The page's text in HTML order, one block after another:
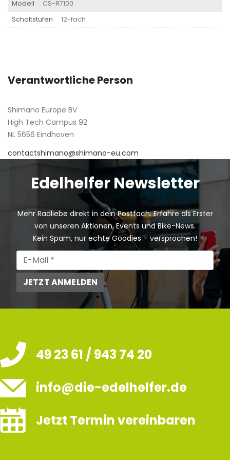
Modell
CS-R7100
Schaltstufen
12-fach
Verantwortliche Person
Shimano Europe BV
High Tech Campus 92
NL 5656 Eindhoven
contactshimano@shimano-eu.com
Edelhelfer Newsletter
Mehr Radliebe direkt in dein Postfach: Erfahre als Erster
von unseren Aktionen, Events und Bike-News.
Kein Spam, nur echte Goodies – versprochen!
JETZT ANMELDEN
49 23 61 / 943 74 20
info@die-edelhelfer.de
Jetzt Termin vereinbaren